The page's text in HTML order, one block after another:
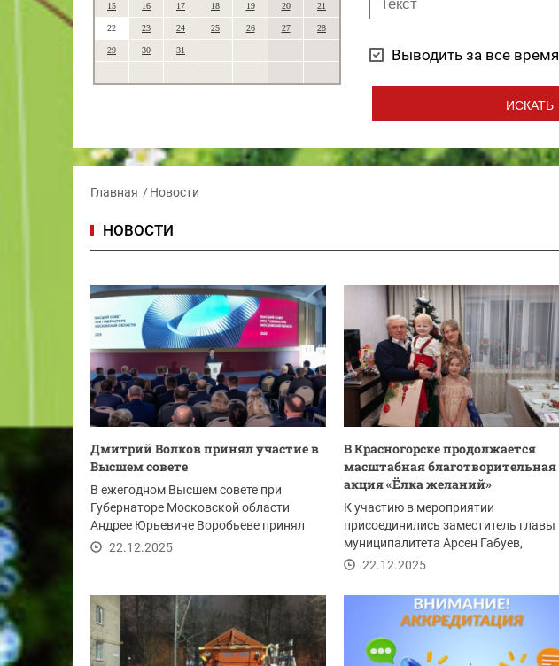
15 16 17 18 19 20 21
22 23 24 25 26 27 28
29 30 31 Выводить за все время
Главная Новости
НОВОСТИ
Дмитрий Волков принял участие в
Высшем совете
В ежегодном Высшем совете при
Губернаторе Московской области
Андрее Юрьевиче Воробьеве принял
участие Глава...
22.12.2025
В Красногорске продолжается
масштабная благотворительная
акция «Ёлка желаний»
К участию в мероприятии
присоединились заместитель главы
муниципалитета Арсен Габуев,
прокурор городского округа...
22.12.2025